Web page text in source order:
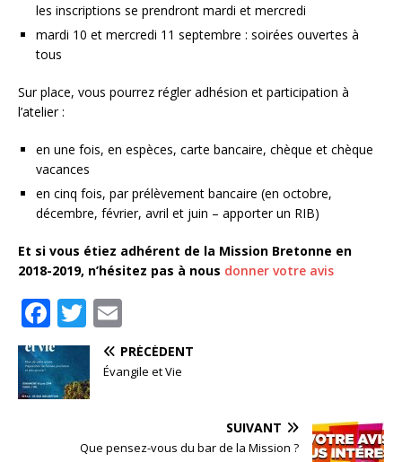
les inscriptions se prendront mardi et mercredi
mardi 10 et mercredi 11 septembre : soirées ouvertes à
tous
Sur place, vous pourrez régler adhésion et participation à
l’atelier :
en une fois, en espèces, carte bancaire, chèque et chèque
vacances
en cinq fois, par prélèvement bancaire (en octobre,
décembre, février, avril et juin – apporter un RIB)
Et si vous étiez adhérent de la Mission Bretonne en
2018-2019, n’hésitez pas à nous donner votre avis
F
a
c
e
T
w
it
te
m
ai
PRÉCÉDENT
Évangile et Vie
SUIVANT
Que pensez-vous du bar de la Mission ?